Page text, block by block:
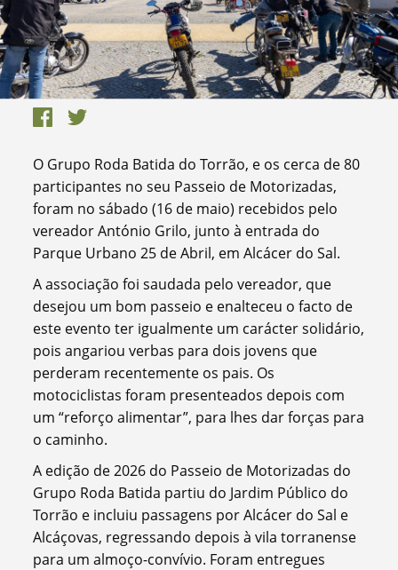
O Grupo Roda Batida do Torrão, e os cerca de 80
participantes no seu Passeio de Motorizadas,
foram no sábado (16 de maio) recebidos pelo
vereador António Grilo, junto à entrada do
Parque Urbano 25 de Abril, em Alcácer do Sal.
A associação foi saudada pelo vereador, que
desejou um bom passeio e enalteceu o facto de
este evento ter igualmente um carácter solidário,
pois angariou verbas para dois jovens que
perderam recentemente os pais. Os
motociclistas foram presenteados depois com
um “reforço alimentar”, para lhes dar forças para
o caminho.
A edição de 2026 do Passeio de Motorizadas do
Grupo Roda Batida partiu do Jardim Público do
Torrão e incluiu passagens por Alcácer do Sal e
Alcáçovas, regressando depois à vila torranense
para um almoço-convívio. Foram entregues